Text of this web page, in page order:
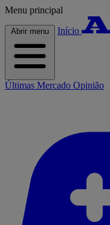
Menu principal
Abrir menu Início
Últimas Mercado Opinião